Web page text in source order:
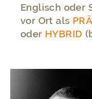
Englisch oder
vor Ort als
oder HYBRID